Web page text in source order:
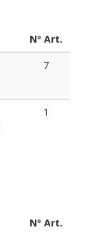
Nº Art.
7
1
Nº Art.